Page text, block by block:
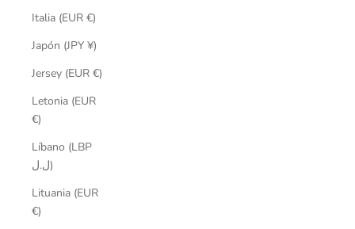
Italia (EUR €)
Japón (JPY ¥)
Jersey (EUR €)
Letonia (EUR
€)
Líbano (LBP
ل.ل)
Lituania (EUR
€)